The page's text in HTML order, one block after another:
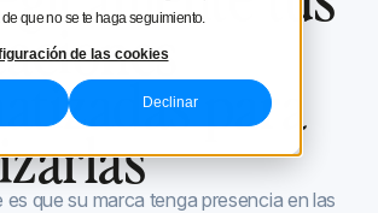
que no se te haga seguimiento.
de las cookies
Declinar para
es que su marca tenga presencia en las